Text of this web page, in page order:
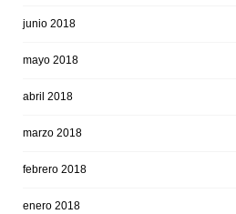
junio 2018
mayo 2018
abril 2018
marzo 2018
febrero 2018
enero 2018